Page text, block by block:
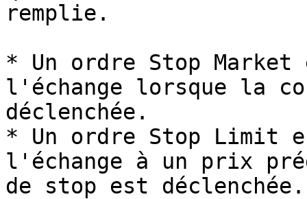
remplie.
* Un ordre Stop Market
l'échange lorsque la
déclenchée.
* Un ordre Stop Limit
l'échange à un prix
de stop est déclenchée.